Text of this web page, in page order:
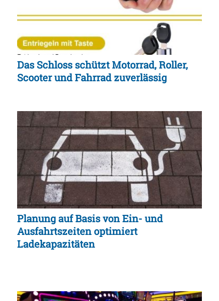
Das Schloss schützt Motorrad, Roller,
Scooter und Fahrrad zuverlässig
Planung auf Basis von Ein- und
Ausfahrtszeiten optimiert
Ladekapazitäten